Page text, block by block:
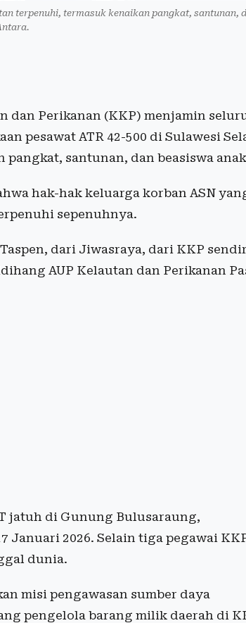
terpenuhi, termasuk kenaikan pangkat, santunan,
dan Perikanan (KKP) menjamin
pesawat ATR 42-500 di Sulawesi
santunan, dan beasiswa
hak-hak keluarga korban ASN
sepenuhnya.
dari Jiwasraya, dari KKP
AUP Kelautan dan Perikanan
jatuh di Gunung Bulusaraung,
Januari 2026. Selain tiga pegawai
dunia.
misi pengawasan sumber daya
pengelola barang milik daerah di